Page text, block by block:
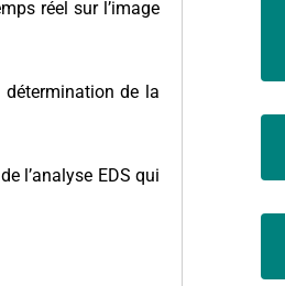
réel sur l’image
de la
l’analyse EDS qui